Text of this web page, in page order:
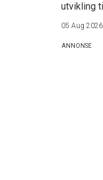
utvikling
05 Aug 2026